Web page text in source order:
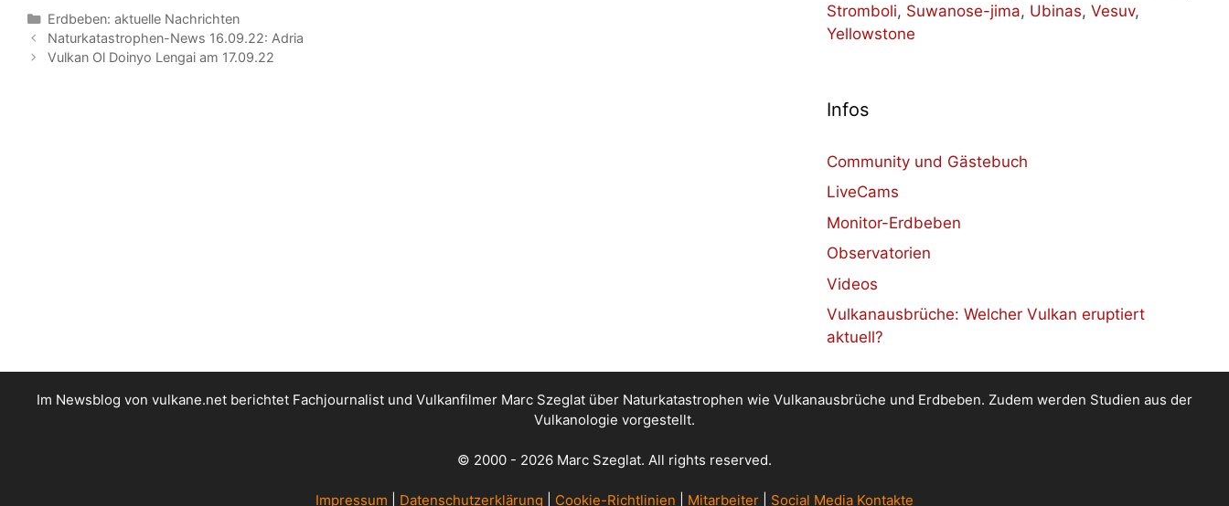
Kategorien
Erdbeben: aktuelle Nachrichten
Naturkatastrophen-News 16.09.22: Adria
Vulkan Ol Doinyo Lengai am 17.09.22
Stromboli, Suwanose-jima, Ubinas, Vesuv,
Yellowstone
Infos
Community und Gästebuch
LiveCams
Monitor-Erdbeben
Observatorien
Videos
Vulkanausbrüche: Welcher Vulkan eruptiert
aktuell?
Im Newsblog von vulkane.net berichtet Fachjournalist und Vulkanfilmer Marc Szeglat über Naturkatastrophen wie Vulkanausbrüche und Erdbeben. Zudem werden Studien aus der
Vulkanologie vorgestellt.
© 2000 - 2026 Marc Szeglat. All rights reserved.
Impressum Datenschutzerklärung Cookie-Richtlinien Mitarbeiter Social Media Kontakte